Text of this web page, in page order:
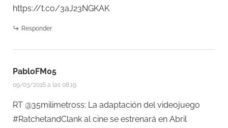
https://t.co/3aJ23NGKAK
Responder
PabloFM05
09/03/2016 a las 08:19
RT @35milimetross: La adaptación del videojuego
#RatchetandClank al cine se estrenará en Abril